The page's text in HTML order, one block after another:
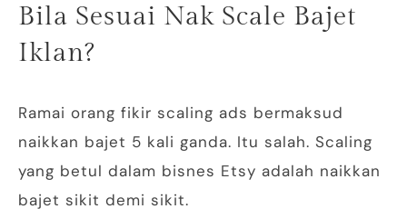
Bila Sesuai Nak Scale Bajet
Iklan?
Ramai orang fikir scaling ads bermaksud
naikkan bajet 5 kali ganda. Itu salah. Scaling
yang betul dalam bisnes Etsy adalah naikkan
bajet sikit demi sikit.